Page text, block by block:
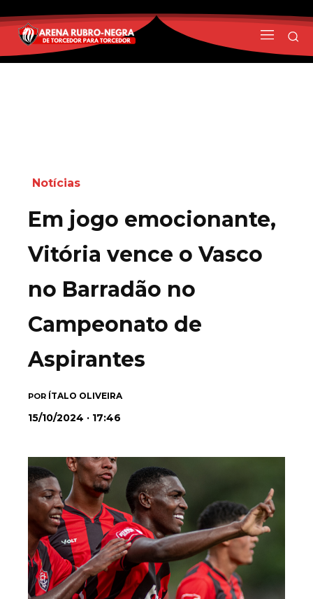
Notícias
Em jogo emocionante,
Vitória vence o Vasco
no Barradão no
Campeonato de
Aspirantes
POR ÍTALO OLIVEIRA
15/10/2024 · 17:46